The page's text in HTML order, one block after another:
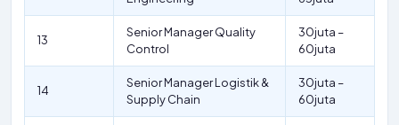
13
Senior Manager Quality
Control
30juta –
60juta
14
Senior Manager Logistik &
Supply Chain
30juta –
60juta